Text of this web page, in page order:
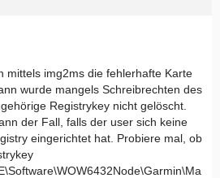
mittels img2ms die fehlerhafte Karte
wurde mangels Schreibrechten des
Registrykey nicht gelöscht.
der Fall, falls der user sich keine
eingerichtet hat. Probiere mal, ob
Software\WOW6432Node\Garmin\Ma